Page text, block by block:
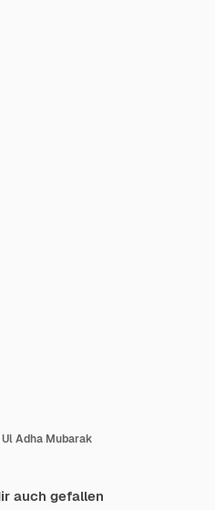
Adha Mubarak
auch gefallen